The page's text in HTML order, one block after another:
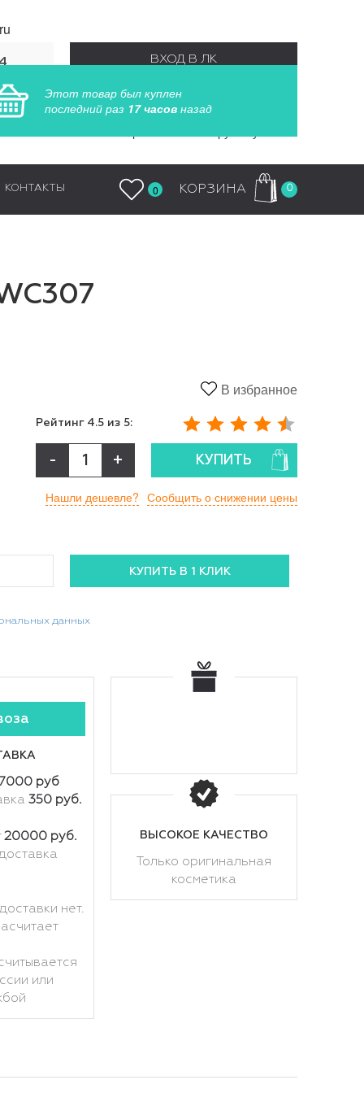
ВХОД В ЛК
РЕГИСТРАЦИЯ
КОНТАКТЫ 0 КОРЗИНА 0
В избранное
Рейтинг 4.5 из 5:
- + КУПИТЬ
Нашли дешевле? Сообщить о снижении цены
данных
руб
350 руб.
20000 руб.
нет.
или
ВЫСОКОЕ КАЧЕСТВО
Только оригинальная
косметика
Этот товар был куплен
последний раз 17 часов назад